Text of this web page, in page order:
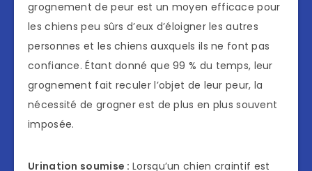
grognement de peur est un moyen efficace pour
les chiens peu sûrs d’eux d’éloigner les autres
personnes et les chiens auxquels ils ne font pas
confiance. Étant donné que 99 % du temps, leur
grognement fait reculer l’objet de leur peur, la
nécessité de grogner est de plus en plus souvent
imposée.
Urination soumise : Lorsqu’un chien craintif est